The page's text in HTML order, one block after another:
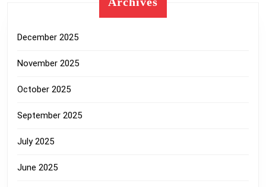
December 2025
November 2025
October 2025
September 2025
July 2025
June 2025